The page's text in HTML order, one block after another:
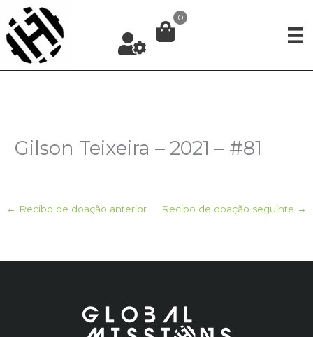
para
conteúdo
0
Gilson Teixeira – 2021 – #81
← Recibo de doação anterior Recibo de doação seguinte →